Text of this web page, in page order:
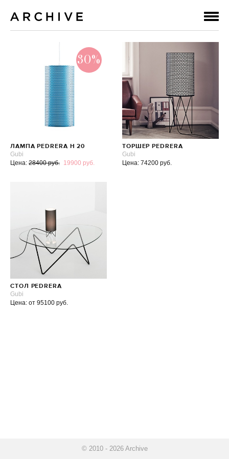
30%
ЛАМПА PEDRERA H 20
Gubi
Цена: 28400 руб. 19900 руб.
ТОРШЕР PEDRERA
Gubi
Цена: 74200 руб.
СТОЛ PEDRERA
Gubi
Цена: от 95100 руб.
© 2010 - 2026 Archive